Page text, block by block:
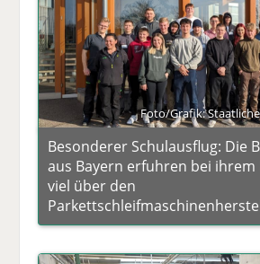
Foto/Grafik:
Besonderer Schulausflug: Die
aus Bayern erfuhren bei ihrem
viel über den